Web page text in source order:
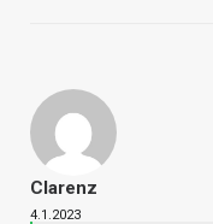
Clarenz
4.1.2023